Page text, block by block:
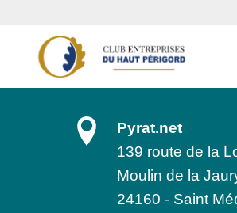
Pyrat.net
139 route de la
Moulin de la
24160 - Saint